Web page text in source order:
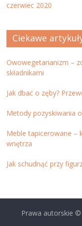
czerwiec 2020
Ciekawe
Owowegetarianizm –
składnikami
Jak dbać o zęby?
Metody pozyskiwania
Meble tapicerowane –
wnętrza
Jak schudnąć przy
Prawa autorskie